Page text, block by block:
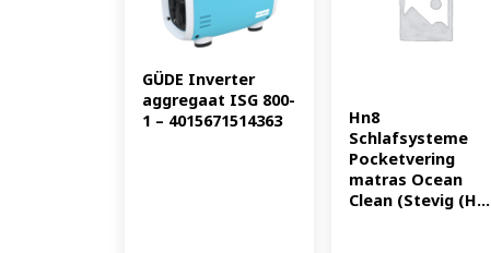
GÜDE Inverter
aggregaat ISG 800-
1 – 4015671514363
Hn8
Schlafsysteme
Pocketvering
matras Ocean
Clean (Stevig (H...